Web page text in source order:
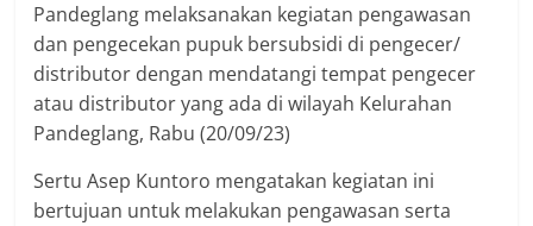
Pandeglang melaksanakan kegiatan pengawasan
dan pengecekan pupuk bersubsidi di pengecer/
distributor dengan mendatangi tempat pengecer
atau distributor yang ada di wilayah Kelurahan
Pandeglang, Rabu (20/09/23)
Sertu Asep Kuntoro mengatakan kegiatan ini
bertujuan untuk melakukan pengawasan serta